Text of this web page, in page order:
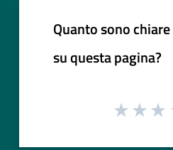
Quanto sono
su questa pagina?